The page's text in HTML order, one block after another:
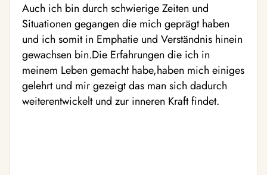
Auch ich bin durch schwierige Zeiten und
Situationen gegangen die mich geprägt haben
und ich somit in Emphatie und Verständnis hinein
gewachsen bin.Die Erfahrungen die ich in
meinem Leben gemacht habe,haben mich einiges
gelehrt und mir gezeigt das man sich dadurch
weiterentwickelt und zur inneren Kraft findet.